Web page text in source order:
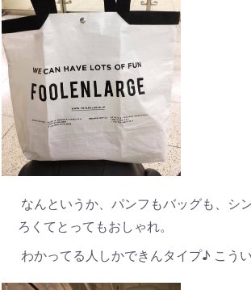
なんというか、パンフもバッグも、シ
ろくてとってもおしゃれ。
わかってる人しかできんタイプ♪ こう